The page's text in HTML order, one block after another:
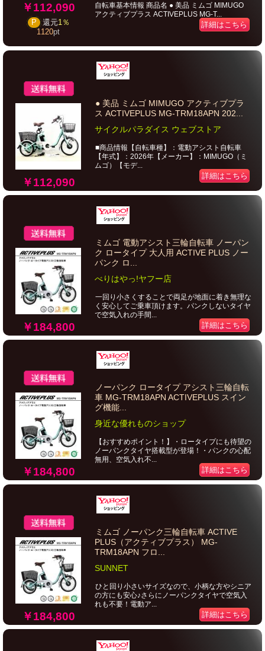
￥112,090
P 還元1％
1120pt
自転車基本情報 商品名 ● 美品 ミムゴ MIMUGO
アクティブプラス ACTIVEPLUS MG-T...
詳細はこちら
￥112,090
● 美品 ミムゴ MIMUGO アクティブプラ
ス ACTIVEPLUS MG-TRM18APN 202...
サイクルパラダイス ウェブストア
■商品情報【自転車種】：電動アシスト自転車
【年式】：2026年【メーカー】：MIMUGO（ミ
ムゴ）【モデ...
詳細はこちら
￥184,800
ミムゴ 電動アシスト三輪自転車 ノーパン
ク ロータイプ 大人用 ACTIVE PLUS ノー
パンク ロ...
べりはやっ!ヤフー店
一回り小さくすることで両足が地面に着き無理な
く安心してご乗車頂けます。パンクしないタイヤ
で空気入れの手間...
詳細はこちら
￥184,800
ノーパンク ロータイプ アシスト三輪自転
車 MG-TRM18APN ACTIVEPLUS スイン
グ機能...
身近な優れものショップ
【おすすめポイント！】・ロータイプにも待望の
ノーパンクタイヤ搭載型が登場！・パンクの心配
無用、空気入れ不...
詳細はこちら
￥184,800
ミムゴ ノーパンク三輪自転車 ACTIVE
PLUS（アクティブプラス） MG-
TRM18APN フロ...
SUNNET
ひと回り小さいサイズなので、小柄な方やシニア
の方にも安心♪さらにノーパンクタイヤで空気入
れも不要！電動ア...
詳細はこちら